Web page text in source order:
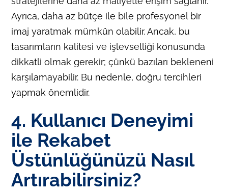
Ayrıca, daha az bütçe ile bile profesyonel bir
imaj yaratmak mümkün olabilir. Ancak, bu
tasarımların kalitesi ve işlevselliği konusunda
dikkatli olmak gerekir; çünkü bazıları bekleneni
karşılamayabilir. Bu nedenle, doğru tercihleri
yapmak önemlidir.
4. Kullanıcı Deneyimi
ile Rekabet
Üstünlüğünüzü Nasıl
Artırabilirsiniz?